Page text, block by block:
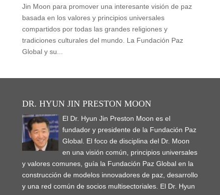
Jin Moon para promover una interesante visión de paz
basada en los valores y principios universales
compartidos por todas las grandes religiones y
tradiciones culturales del mundo. La Fundación Paz
Global y su...
DR. HYUN JIN PRESTON MOON
El Dr. Hyun Jin Preston Moon es el
fundador y presidente de la Fundación Paz
Global. El foco de disciplina del Dr. Moon
en una visión común, principios universales
y valores comunes, guía la Fundación Paz Global en la
construcción de modelos innovadores de paz, desarrollo
y una red común de socios multisectoriales. El Dr. Hyun